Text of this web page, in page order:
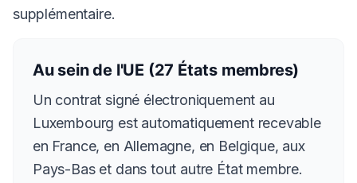
supplémentaire.
Au sein de l'UE (27 États membres)
Un contrat signé électroniquement au
Luxembourg est automatiquement recevable
en France, en Allemagne, en Belgique, aux
Pays-Bas et dans tout autre État membre.